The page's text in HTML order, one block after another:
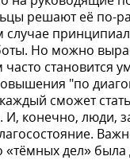
решают её по-
случае
Но можно
становится
"по
сможет
И, конечно, люди,
дел»